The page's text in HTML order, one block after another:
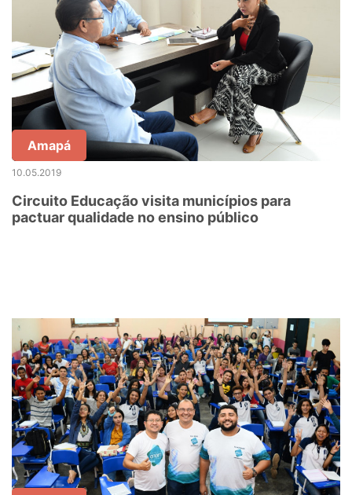
Amapá
10.05.2019
Circuito Educação visita municípios para
pactuar qualidade no ensino público